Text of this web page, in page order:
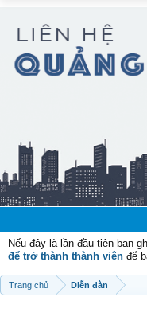
Nếu đây là lần đầu tiên bạn
để trở thành thành viên để
Trang chủ Diễn đàn